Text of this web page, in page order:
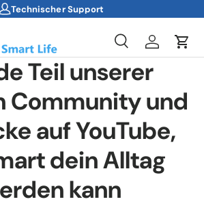
Technischer Support
SucheEinloggen
Teil unserer
Community und
auf YouTube,
dein Alltag
kann